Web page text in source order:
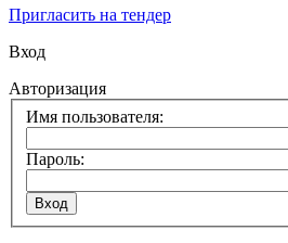
Пригласить на тендер
Вход
Авторизация
Имя пользователя:
Пароль: